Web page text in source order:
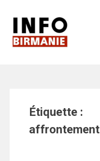
Étiquette :
affrontement